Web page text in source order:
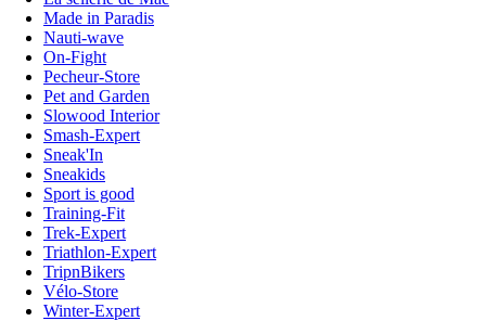
Made in Paradis
Nauti-wave
On-Fight
Pecheur-Store
Pet and Garden
Slowood Interior
Smash-Expert
Sneak'In
Sneakids
Sport is good
Training-Fit
Trek-Expert
Triathlon-Expert
TripnBikers
Vélo-Store
Winter-Expert